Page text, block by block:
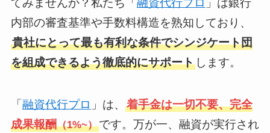
内部の審査基準や手数料構造を熟知しており、
貴社にとって最も有利な条件でシンジケート団
を組成できるよう徹底的にサポートします。
「 融資代行プロ 」は、 着手金は一切不要、完全
成果報酬（1%~）です。万が一、融資が実行され